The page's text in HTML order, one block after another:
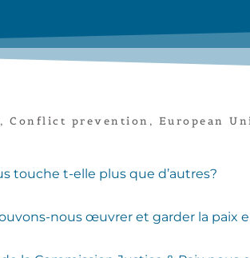
, Conflict prevention , European
touche t-elle plus que d’autres?
nous œuvrer et garder la paix